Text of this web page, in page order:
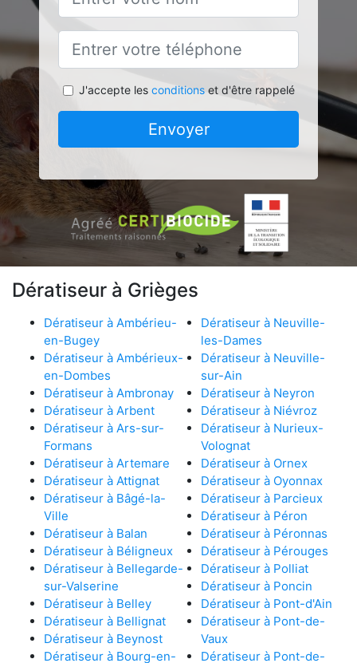
J'accepte les conditionset d'être rappelé
Envoyer
Dératiseur à Grièges
Dératiseur à Ambérieu-
en-Bugey
Dératiseur à Ambérieux-
en-Dombes
Dératiseur à Ambronay
Dératiseur à Arbent
Dératiseur à Ars-sur-
Formans
Dératiseur à Artemare
Dératiseur à Attignat
Dératiseur à Bâgé-la-
Ville
Dératiseur à Balan
Dératiseur à Béligneux
Dératiseur à Bellegarde-
sur-Valserine
Dératiseur à Belley
Dératiseur à Bellignat
Dératiseur à Beynost
Dératiseur à Bourg-en-
Dératiseur à Neuville-
les-Dames
Dératiseur à Neuville-
sur-Ain
Dératiseur à Neyron
Dératiseur à Niévroz
Dératiseur à Nurieux-
Volognat
Dératiseur à Ornex
Dératiseur à Oyonnax
Dératiseur à Parcieux
Dératiseur à Péron
Dératiseur à Péronnas
Dératiseur à Pérouges
Dératiseur à Polliat
Dératiseur à Poncin
Dératiseur à Pont-d'Ain
Dératiseur à Pont-de-
Vaux
Dératiseur à Pont-de-